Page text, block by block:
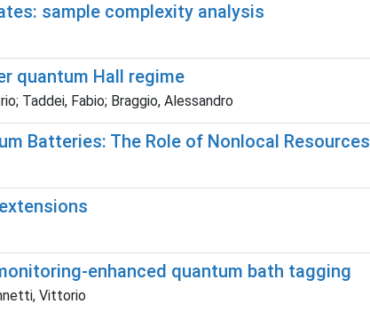
sample complexity analysis
quantum Hall regime
Taddei, Fabio; Braggio, Alessandro
Batteries: The Role of Nonlocal Resources
enhanced quantum bath tagging
Vittorio